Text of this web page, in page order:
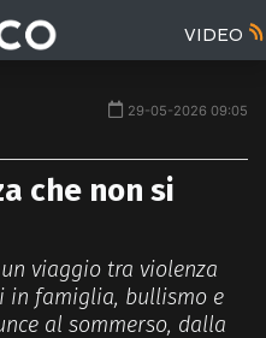
VIDEO
29-05-2026 09:05
che non si
viaggio tra violenza
in famiglia, bullismo e
al sommerso, dalla